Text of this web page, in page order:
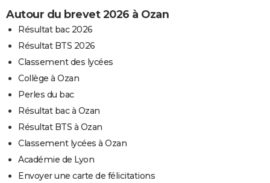
Autour du brevet 2026 à Ozan
Résultat bac 2026
Résultat BTS 2026
Classement des lycées
Collège à Ozan
Perles du bac
Résultat bac à Ozan
Résultat BTS à Ozan
Classement lycées à Ozan
Académie de Lyon
Envoyer une carte de félicitations